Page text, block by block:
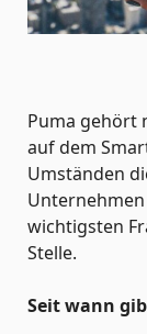
Puma gehört
auf dem
Umständen
wichtigsten
Stelle.
Seit wann